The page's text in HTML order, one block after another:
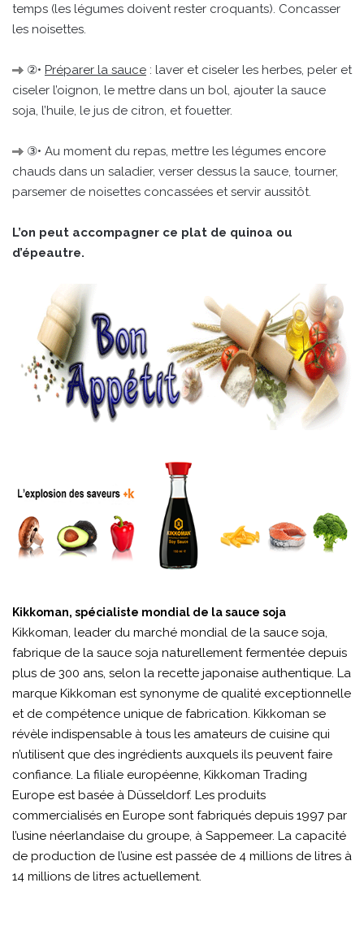
temps (les légumes doivent rester croquants). Concasser
les noisettes.
②• Préparer la sauce : laver et ciseler les herbes, peler et
ciseler l’oignon, le mettre dans un bol, ajouter la sauce
soja, l’huile, le jus de citron, et fouetter.
③• Au moment du repas, mettre les légumes encore
chauds dans un saladier, verser dessus la sauce, tourner,
parsemer de noisettes concassées et servir aussitôt.
L’on peut accompagner ce plat de quinoa ou
d’épeautre.
Kikkoman, spécialiste mondial de la sauce soja
Kikkoman, leader du marché mondial de la sauce soja,
fabrique de la sauce soja naturellement fermentée depuis
plus de 300 ans, selon la recette japonaise authentique. La
marque Kikkoman est synonyme de qualité exceptionnelle
et de compétence unique de fabrication. Kikkoman se
révèle indispensable à tous les amateurs de cuisine qui
n’utilisent que des ingrédients auxquels ils peuvent faire
confiance. La filiale européenne, Kikkoman Trading
Europe est basée à Düsseldorf. Les produits
commercialisés en Europe sont fabriqués depuis 1997 par
l’usine néerlandaise du groupe, à Sappemeer. La capacité
de production de l’usine est passée de 4 millions de litres à
14 millions de litres actuellement.